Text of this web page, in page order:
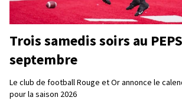
Trois samedis soirs au
septembre
Le club de football Rouge et Or annonce le
pour la saison 2026